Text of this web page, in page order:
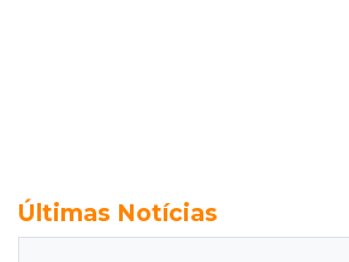
Últimas Notícias